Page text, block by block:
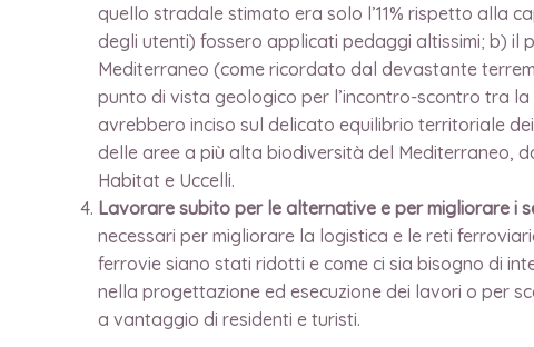
quello stradale stimato era solo l’11% rispetto alla
degli utenti) fossero applicati pedaggi altissimi; b) il
Mediterraneo (come ricordato dal devastante
punto di vista geologico per l’incontro-scontro tra
avrebbero inciso sul delicato equilibrio territoriale
delle aree a più alta biodiversità del Mediterraneo,
Habitat e Uccelli.
Lavorare subito per le alternative e per migliorare i
necessari per migliorare la logistica e le reti
ferrovie siano stati ridotti e come ci sia bisogno di
nella progettazione ed esecuzione dei lavori o per
a vantaggio di residenti e turisti.